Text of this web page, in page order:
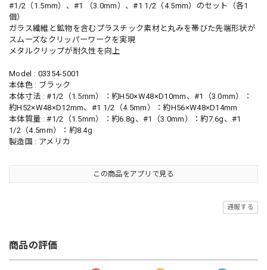
#1/2（1.5mm）、#1 （3.0mm）、#1 1/2（4.5mm）のセット（各1
個）
ガラス繊維と鉱物を含むプラスチック素材と丸みを帯びた先端形状が
スムーズなクリッパーワークを実現
メタルクリップが耐久性を向上
Model : 03354-5001
本体色 : ブラック
本体寸法 : #1/2（1.5mm）：約H50×W48×D10mm、#1（3.0mm）：
約H52×W48×D12mm、#1 1/2（4.5mm）：約H56×W48×D14mm
本体質量 : #1/2（1.5mm）：約6.8g、#1（3.0mm）：約7.6g、#1
1/2（4.5mm）：約8.4g
製造国 : アメリカ
この商品をアプリで見る
通報する
商品の評価